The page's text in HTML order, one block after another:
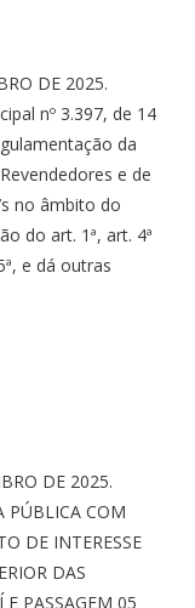
DE 2025.
nº 3.397, de 14
da
e de
no âmbito do
do art. 1ª, art. 4ª
e dá outras
DE 2025.
PÚBLICA COM
DE INTERESSE
DAS
E PASSAGEM 05